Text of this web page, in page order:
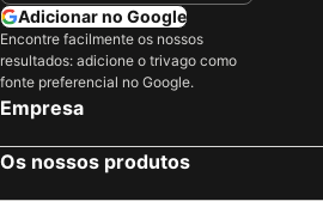
Adicionar no Google
Encontre facilmente os nossos
resultados: adicione o trivago como
fonte preferencial no Google.
Empresa
Os nossos produtos